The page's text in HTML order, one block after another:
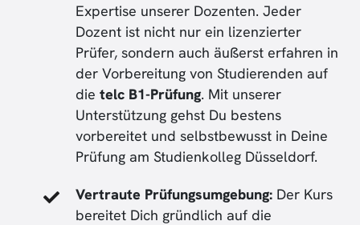
Expertise unserer Dozenten. Jeder
Dozent ist nicht nur ein lizenzierter
Prüfer, sondern auch äußerst erfahren in
der Vorbereitung von Studierenden auf
die telc B1-Prüfung. Mit unserer
Unterstützung gehst Du bestens
vorbereitet und selbstbewusst in Deine
Prüfung am Studienkolleg Düsseldorf.
Vertraute Prüfungsumgebung: Der Kurs
bereitet Dich gründlich auf die